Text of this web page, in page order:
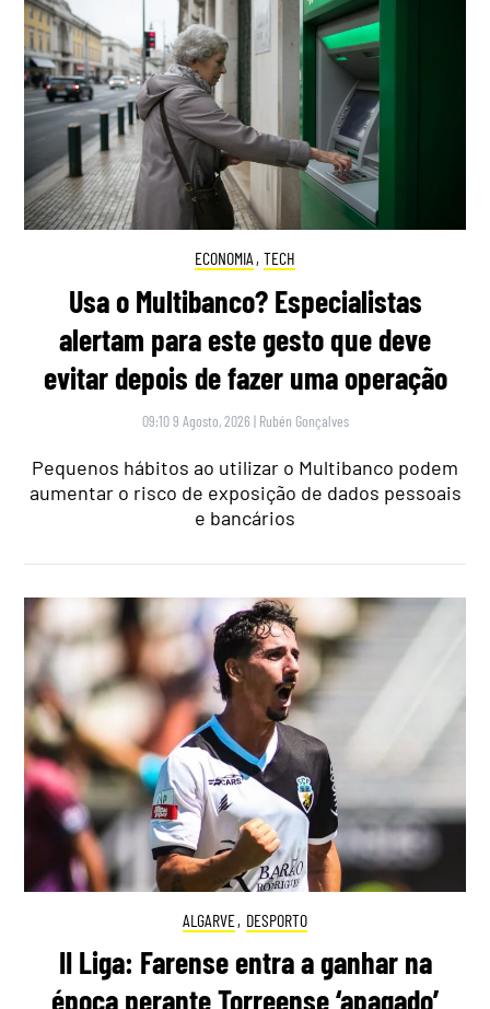
ECONOMIA , TECH
Usa o Multibanco? Especialistas
alertam para este gesto que deve
evitar depois de fazer uma operação
09:10 9 Agosto, 2026 | Rubén Gonçalves
Pequenos hábitos ao utilizar o Multibanco podem
aumentar o risco de exposição de dados pessoais
e bancários
ALGARVE, DESPORTO
II Liga: Farense entra a ganhar na
época perante Torreense ‘apagado’